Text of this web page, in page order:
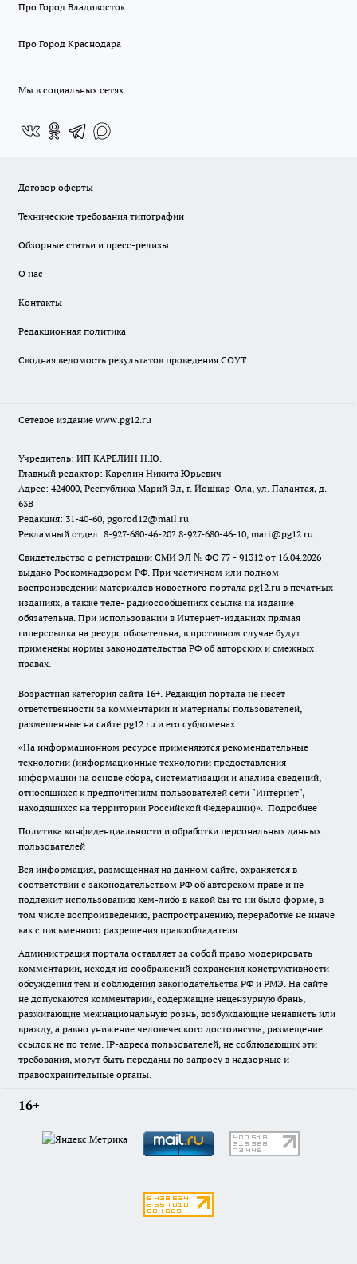
Про Город Владивосток
Про Город Краснодара
Мы в социальных сетях
Договор оферты
Технические требования типографии
Обзорные статьи и пресс-релизы
О нас
Контакты
Редакционная политика
Сводная ведомость результатов проведения СОУТ
Сетевое издание www.pg12.ru
Учредитель: ИП КАРЕЛИН Н.Ю.
Главный редактор: Карелин Никита Юрьевич
Адрес: 424000, Республика Марий Эл, г. Йошкар-Ола, ул. Палантая, д.
63В
Редакция: 31-40-60, pgorod12@mail.ru
Рекламный отдел: 8-927-680-46-20? 8-927-680-46-10, mari@pg12.ru
Свидетельство о регистрации СМИ ЭЛ № ФС 77 - 91312 от 16.04.2026
выдано Роскомнадзором РФ. При частичном или полном
воспроизведении материалов новостного портала pg12.ru в печатных
изданиях, а также теле- радиосообщениях ссылка на издание
обязательна. При использовании в Интернет-изданиях прямая
гиперссылка на ресурс обязательна, в противном случае будут
применены нормы законодательства РФ об авторских и смежных
правах.
Возрастная категория сайта 16+. Редакция портала не несет
ответственности за комментарии и материалы пользователей,
размещенные на сайте pg12.ru и его субдоменах.
«На информационном ресурсе применяются рекомендательные
технологии (информационные технологии предоставления
информации на основе сбора, систематизации и анализа сведений,
относящихся к предпочтениям пользователей сети "Интернет",
находящихся на территории Российской Федерации)». Подробнее
Политика конфиденциальности и обработки персональных данных
пользователей
Вся информация, размещенная на данном сайте, охраняется в
соответствии с законодательством РФ об авторском праве и не
подлежит использованию кем-либо в какой бы то ни было форме, в
том числе воспроизведению, распространению, переработке не иначе
как с письменного разрешения правообладателя.
Администрация портала оставляет за собой право модерировать
комментарии, исходя из соображений сохранения конструктивности
обсуждения тем и соблюдения законодательства РФ и РМЭ. На сайте
не допускаются комментарии, содержащие нецензурную брань,
разжигающие межнациональную рознь, возбуждающие ненависть или
вражду, а равно унижение человеческого достоинства, размещение
ссылок не по теме. IP-адреса пользователей, не соблюдающих эти
требования, могут быть переданы по запросу в надзорные и
правоохранительные органы.
16+